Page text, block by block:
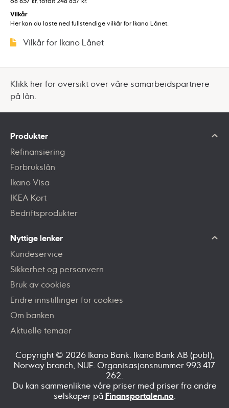
Vilkår
Her kan du laste ned fullstendige vilkår for Ikano Lånet.
Vilkår for Ikano Lånet
Klikk her for oversikt over våre samarbeidspartnere
på lån.
Produkter
Refinansiering
Forbrukslån
Ikano Visa
IKEA Kort
Bedriftsprodukter
Nyttige lenker
Kundeservice
Sikkerhet og personvern
Bruk av cookies
Endre innstillinger for cookies
Om banken
Aktuelle temaer
Copyright © 2026 Ikano Bank. Ikano Bank AB (publ),
Norway branch, NUF. Organisasjonsnummer 993 417
262.
Du kan sammenlikne våre priser med priser fra andre
selskaper på Finansportalen.no